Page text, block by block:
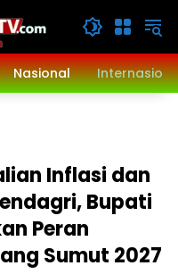
Nasional
Inflasi dan
Bupati
Peran
Sumut 2027